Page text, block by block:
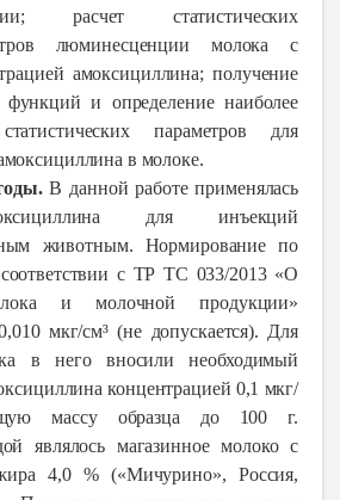
расчет статистических
люминесценции молока с
амоксициллина; получение
функций и определение наиболее
параметров для
в молоке.
В данной работе применялась
для инъекций
животным. Нормирование по
с ТР ТС 033/2013 «О
и молочной продукции»
мкг/см³ (не допускается). Для
в него вносили необходимый
концентрацией 0,1 мкг/
массу образца до 100 г.
являлось магазинное молоко с
4,0 % («Мичурино», Россия,